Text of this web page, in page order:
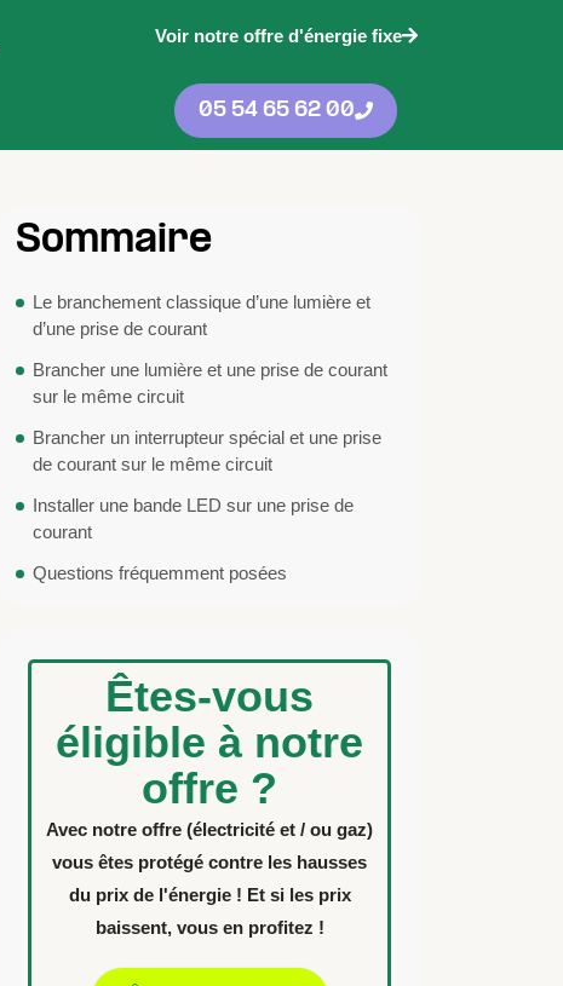
Voir notre offre d'énergie fixe
05 54 65 62 00
Sommaire
Le branchement classique d’une lumière et
d’une prise de courant
Brancher une lumière et une prise de courant
sur le même circuit
Brancher un interrupteur spécial et une prise
de courant sur le même circuit
Installer une bande LED sur une prise de
courant
Questions fréquemment posées
Êtes-vous
éligible à notre
offre ?
Avec notre offre (électricité et / ou gaz)
vous êtes protégé contre les hausses
du prix de l'énergie ! Et si les prix
baissent, vous en profitez !